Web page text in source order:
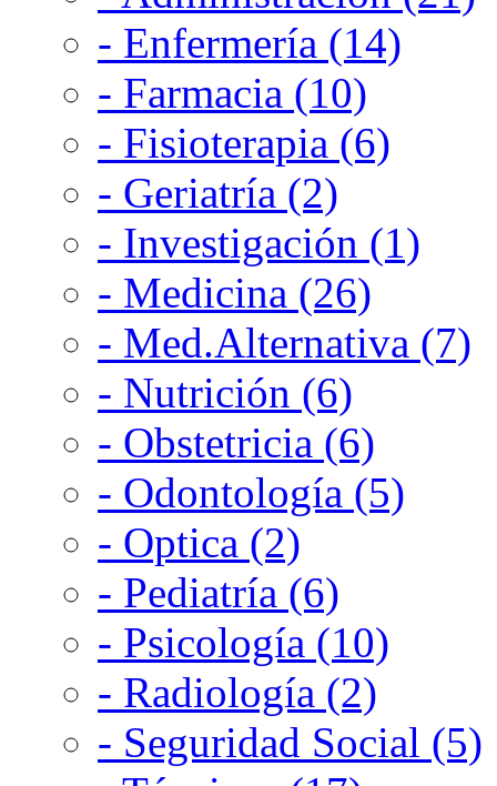
- Enfermería (14)
- Farmacia (10)
- Fisioterapia (6)
- Geriatría (2)
- Investigación (1)
- Medicina (26)
- Med.Alternativa (7)
- Nutrición (6)
- Obstetricia (6)
- Odontología (5)
- Optica (2)
- Pediatría (6)
- Psicología (10)
- Radiología (2)
- Seguridad Social (5)